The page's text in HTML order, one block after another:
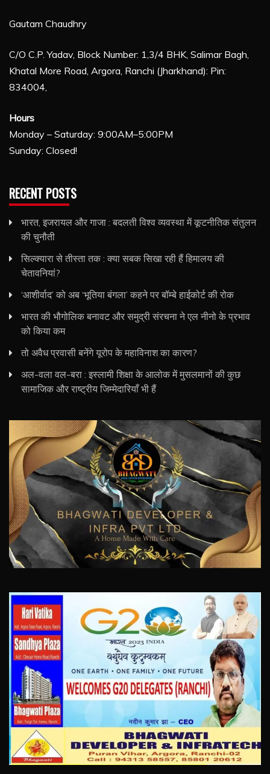
Gautam Chaudhry
C/O C.P. Yadav, Block Number: 1,3/4 BHK, Salimar Bagh,
Khatal More Road, Argora, Ranchi (Jharkhand): Pin:
834004,
Hours
Monday – Saturday: 9:00AM–5:00PM
Sunday: Closed!
RECENT POSTS
भारत, इजरायल और गाजा : बदलती विश्व व्यवस्था में कूटनीतिक संतुलन
की चुनौती
सिल्क्यारा से तीस्ता तक : क्या सबक सिखा रही हैं हिमालय की
चेतावनियां?
‘आशीर्वाद’ को अब ‘भूतिया बंगला’ कहने पर बॉम्बे हाईकोर्ट की रोक
भारत की भौगोलिक बनावट और समुद्री संरचना ने एल नीनो के प्रभाव
को किया कम
तो अवैध प्रवासी बनेंगे यूरोप के महाविनाश का कारण?
अल-वला वल-बरा : इस्लामी शिक्षा के आलोक में मुसलमानों की कुछ
सामाजिक और राष्ट्रीय जिम्मेदारियाँ भी हैं